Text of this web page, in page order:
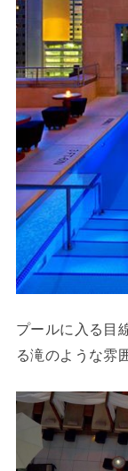
プールに入る目
る滝のような雰